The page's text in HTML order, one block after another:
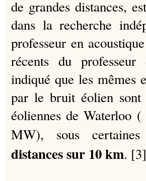
de grandes distances,
dans la recherche
professeur en
récents du
indiqué que les mêmes
par le bruit éolien sont
éoliennes de Waterloo (
MW), sous
distances sur 10 km. [3]